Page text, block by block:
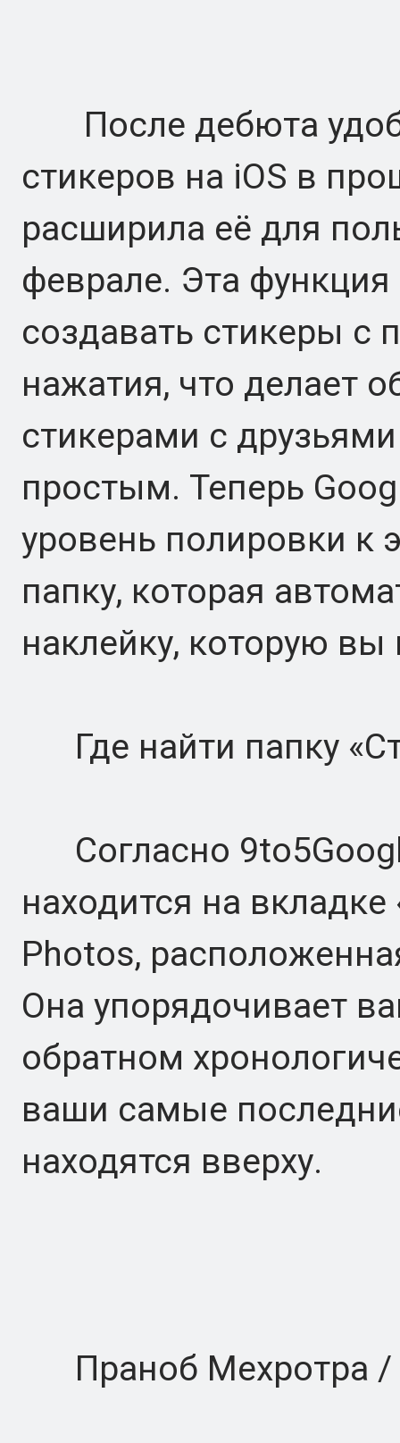
После дебюта
стикеров на iOS в
расширила её для
феврале. Эта
создавать стикеры с
нажатия, что делает
стикерами с
простым. Теперь
уровень полировки к
папку, которая
наклейку, которую вы
Где найти папку
Согласно
находится на
Photos,
Она упорядочивает
обратном
ваши самые
находятся вверху.
Праноб Мехротра /